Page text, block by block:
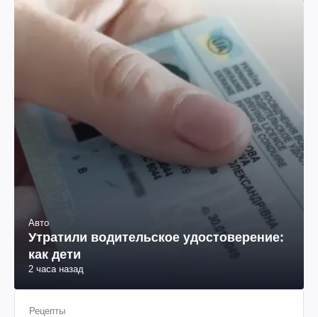
Авто
Утратили водительское удостоверение:
как дети
2 часа назад
Рецепты